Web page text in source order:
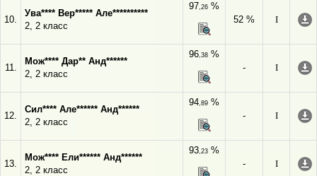
10.
Ува**** Вер***** Але**********
2, 2 класс
97,26 %
52 %
I
11.
Мож**** Дар** Анд******
2, 2 класс
96,38 %
-
I
12.
Сил**** Але****** Анд******
2, 2 класс
94,89 %
-
I
13.
Мож**** Ели****** Анд******
2, 2 класс
93,23 %
-
I